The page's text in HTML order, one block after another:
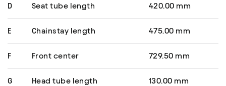
D Seat tube length 420.00 mm
E Chainstay length 475.00 mm
F Front center 729.50 mm
G Head tube length 130.00 mm